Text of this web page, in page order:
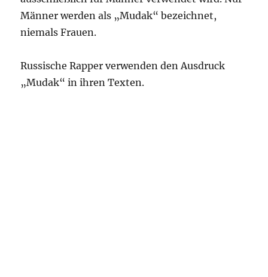
Männer werden als „Mudak“ bezeichnet,
niemals Frauen.
Russische Rapper verwenden den Ausdruck
„Mudak“ in ihren Texten.